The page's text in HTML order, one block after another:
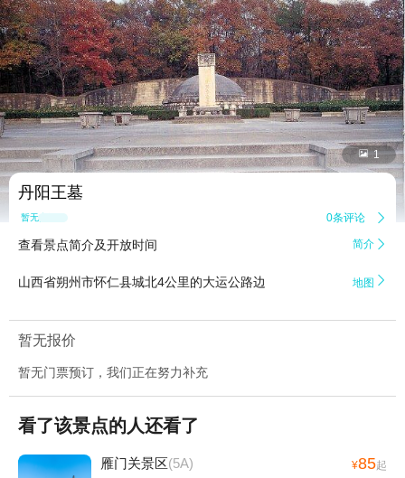
 1
丹阳王墓
暂无点评 0条评论 
查看景点简介及开放时间 简介 
山西省朔州市怀仁县城北4公里的大运公路边 地图 
暂无报价
暂无门票预订，我们正在努力补充
看了该景点的人还看了
雁门关景区(5A) ¥85起
